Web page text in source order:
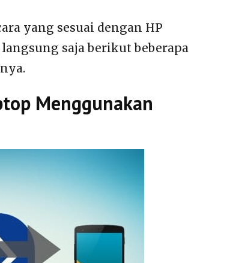
yang sesuai dengan HP
saja berikut beberapa
Menggunakan